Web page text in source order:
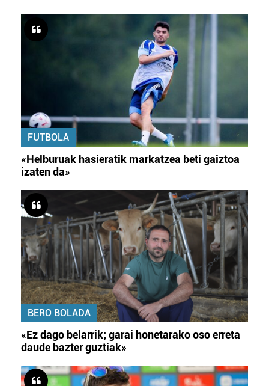
FUTBOLA
«Helburuak hasieratik markatzea beti gaiztoa
izaten da»
BERO BOLADA
«Ez dago belarrik; garai honetarako oso erreta
daude bazter guztiak»